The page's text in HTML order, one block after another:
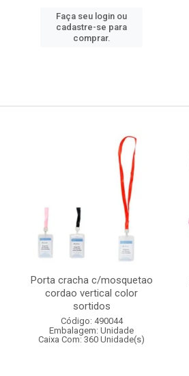
Faça seu login ou
cadastre-se para
comprar.
Porta cracha c/mosquetao
cordao vertical color
sortidos
Código: 490044
Embalagem: Unidade
Caixa Com: 360 Unidade(s)